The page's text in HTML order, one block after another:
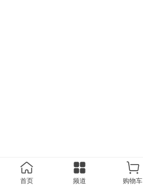
首页 频道 购物车